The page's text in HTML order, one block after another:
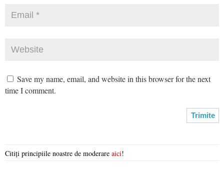
Save my name, email, and website in this browser for the next
time I comment.
Citiți principiile noastre de moderare aici!